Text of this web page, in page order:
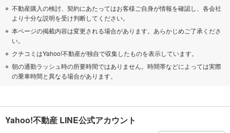
不動産購入の検討、契約にあたってはお客様ご自身が情報を確認し、各会社
より十分な説明を受け判断してください。
本ページの掲載内容は変更される場合があります。あらかじめご了承くださ
い。
クチコミはYahoo!不動産が独自で収集したものを表示しています。
朝の通勤ラッシュ時の所要時間ではありません。時間帯などによっては実際
の乗車時間と異なる場合があります。
Yahoo!不動産 LINE公式アカウント